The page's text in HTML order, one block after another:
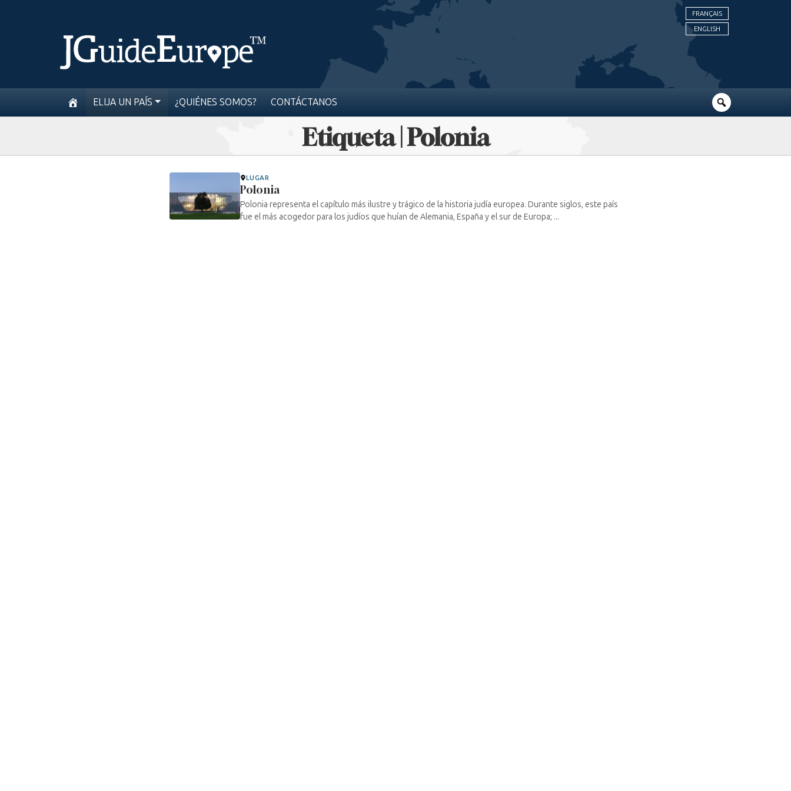
FRANÇAIS
ENGLISH
ELIJA UN PAÍS ¿QUIÉNES SOMOS? CONTÁCTANOS
Etiqueta | Polonia
LUGAR
Polonia
Polonia representa el capítulo más ilustre y trágico de la historia judía europea. Durante siglos, este país
fue el más acogedor para los judíos que huían de Alemania, España y el sur de Europa; ...